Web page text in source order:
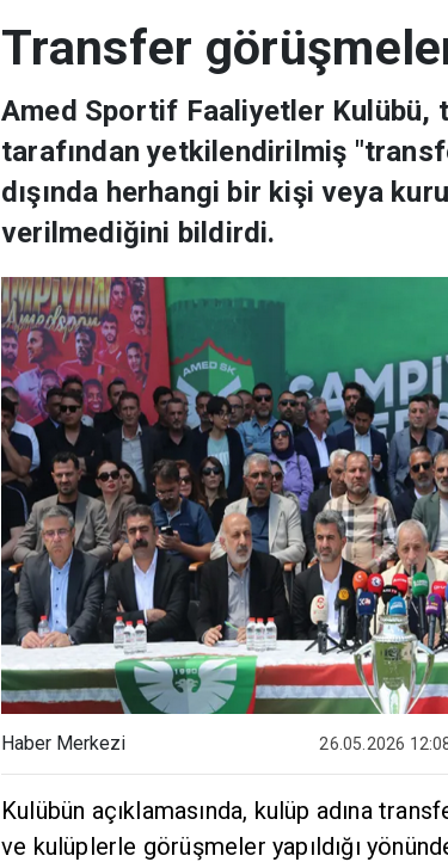
Transfer
Amed Sportif Faaliyetler Kulübü,
tarafından yetkilendirilmiş
dışında herhangi bir kişi veya
verilmediğini bildirdi.
Haber Merkezi 26.05.2026
Kulübün açıklamasında, kulüp adına
ve kulüplerle görüşmeler yapıldığı